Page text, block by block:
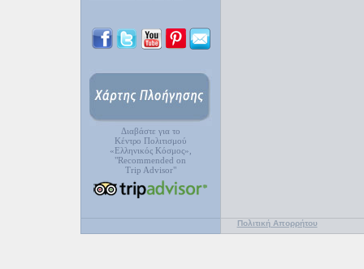
Διαβάστε για το
Κέντρο Πολιτισμού
«Ελληνικός Κόσμος»,
"Recommended on
Trip Advisor"
Πολιτική Απορρήτου